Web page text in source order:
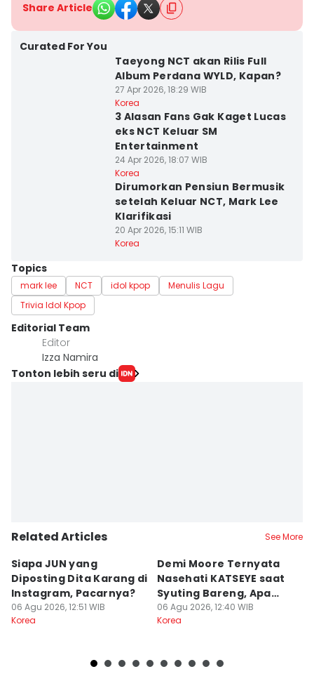
Share Article
Curated For You
Taeyong NCT akan Rilis Full
Album Perdana WYLD, Kapan?
27 Apr 2026, 18:29 WIB
Korea
3 Alasan Fans Gak Kaget Lucas
eks NCT Keluar SM
Entertainment
24 Apr 2026, 18:07 WIB
Korea
Dirumorkan Pensiun Bermusik
setelah Keluar NCT, Mark Lee
Klarifikasi
20 Apr 2026, 15:11 WIB
Korea
Topics
mark lee NCT idol kpop
Menulis Lagu
Trivia Idol Kpop
Editorial Team
Editor
Izza Namira
Tonton lebih seru di
Related Articles See More
Siapa JUN yang
Diposting Dita Karang di
Instagram, Pacarnya?
06 Agu 2026, 12:51 WIB
Korea
Demi Moore Ternyata
Nasehati KATSEYE saat
Syuting Bareng, Apa
Isinya?
06 Agu 2026, 12:40 WIB
Korea